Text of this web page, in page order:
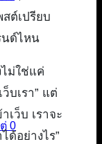
0
ต์เปรียบ
นด์ไหน
ม่ใช่แค่
บเรา” แต่
เว็บ เราจะ
ด้อย่างไร”